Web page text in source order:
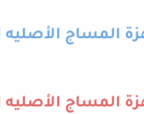
المساج الأصليه
المساج الأصليه